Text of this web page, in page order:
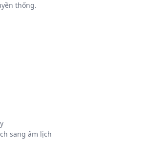
thống.
sang âm lịch